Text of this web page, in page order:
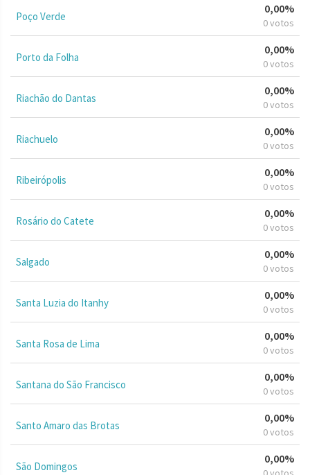
Poço Verde
0,00%
0 votos
Porto da Folha
0,00%
0 votos
Riachão do Dantas
0,00%
0 votos
Riachuelo
0,00%
0 votos
Ribeirópolis
0,00%
0 votos
Rosário do Catete
0,00%
0 votos
Salgado
0,00%
0 votos
Santa Luzia do Itanhy
0,00%
0 votos
Santa Rosa de Lima
0,00%
0 votos
Santana do São Francisco
0,00%
0 votos
Santo Amaro das Brotas
0,00%
0 votos
São Domingos
0,00%